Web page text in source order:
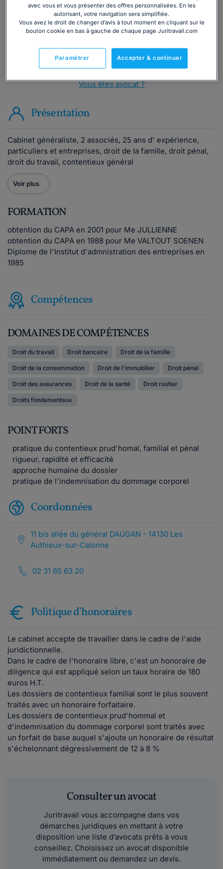
Consulter immédiatement
ou appelez le 01 75 75 42 33 (8h à 21h du lundi au
vendredi)
Vous êtes avocat ?
Présentation
Cabinet généraliste, 2 associés, 25 ans d' expérience,
particuliers et entreprises, droit de la famille, droit pénal,
droit du travail, contentieux général
Voir plus
FORMATION
obtention du CAPA en 2001 pour Me JULLIENNE
obtention du CAPA en 1988 pour Me VALTOUT SOENEN
Diplome de l'Institut d'admnistration des entreprises en
1985
Compétences
DOMAINES DE COMPÉTENCES
Droit du travail Droit bancaire Droit de la famille
Droit de la consommation Droit de l'immobilier Droit pénal
Droit des assurances Droit de la santé Droit routier
Droits fondamentaux
POINT FORTS
pratique du contentieux prud'homal, familial et pénal
rigueur, rapidité et efficacité
approche humaine du dossier
pratique de l'indemnisation du dommage corporel
Coordonnées
11 bis allée du général DAUGAN - 14130 Les
Authieux-sur-Calonne
02 31 65 63 20
Politique d'honoraires
Le cabinet accepte de travailler dans le cadre de l'aide
juridictionnelle.
Dans le cadre de l'honoraire libre, c'est un honoraire de
diligence qui est appliqué selon un taux horaire de 180
euros H.T.
Les dossiers de contentieux familial sont le plus souvent
traités avec un honoraire forfaitaire.
Les dossiers de contentieux prud'hommal et
d'indemnisation du dommage corporel sont traités avec
un forfait de base auquel s'ajoute un honoraire de résultat
s'échelonnant dégressivement de 12 à 8 %
Consulter un avocat
Juritravail vous accompagne dans vos
démarches juridiques en mettant à votre
disposition une liste d’avocats prêts à vous
conseillez. Choisissez un avocat disponible
immédiatement ou demandez un devis.
avec vous et vous présenter des offres personnalisées. En les
autorisant, votre navigation sera simplifiée.
Vous avez le droit de changer d’avis à tout moment en cliquant sur le
bouton cookie en bas à gauche de chaque page Juritravail.com
Accepter & continuer
Paramétrer